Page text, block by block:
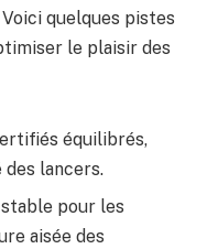
quelques pistes
le plaisir des
équilibrés,
lancers.
pour les
aisée des